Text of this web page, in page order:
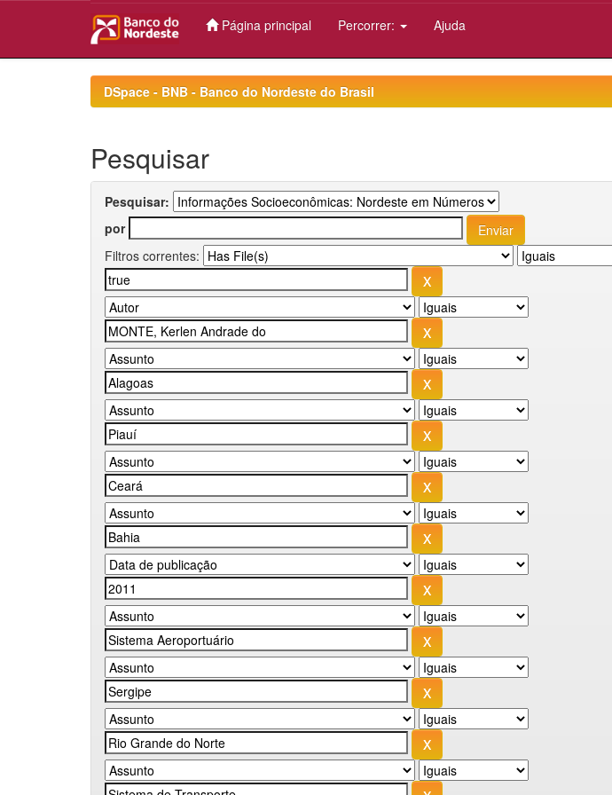
Página principal Percorrer: Ajuda
DSpace - BNB - Banco do Nordeste do Brasil
Pesquisar
Pesquisar:
por
Filtros correntes: